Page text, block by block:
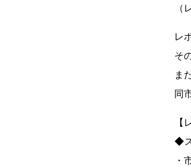
レ
そ
ま
同
【
◆
・